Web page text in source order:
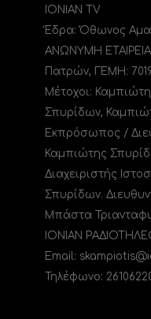
IONIAN TV
Έδρα: Όθωνος
ΑΝΩΝΥΜΗ
Πατρών, ΓΕΜΗ:
Μέτοχοι:
Σπυρίδων,
Εκπρόσωπος /
Καμπιώτης
Διαχειριστής
Σπυρίδων.
Μπάστα
ΙΟΝΙΑΝ
Email:
Τηλέφωνο: